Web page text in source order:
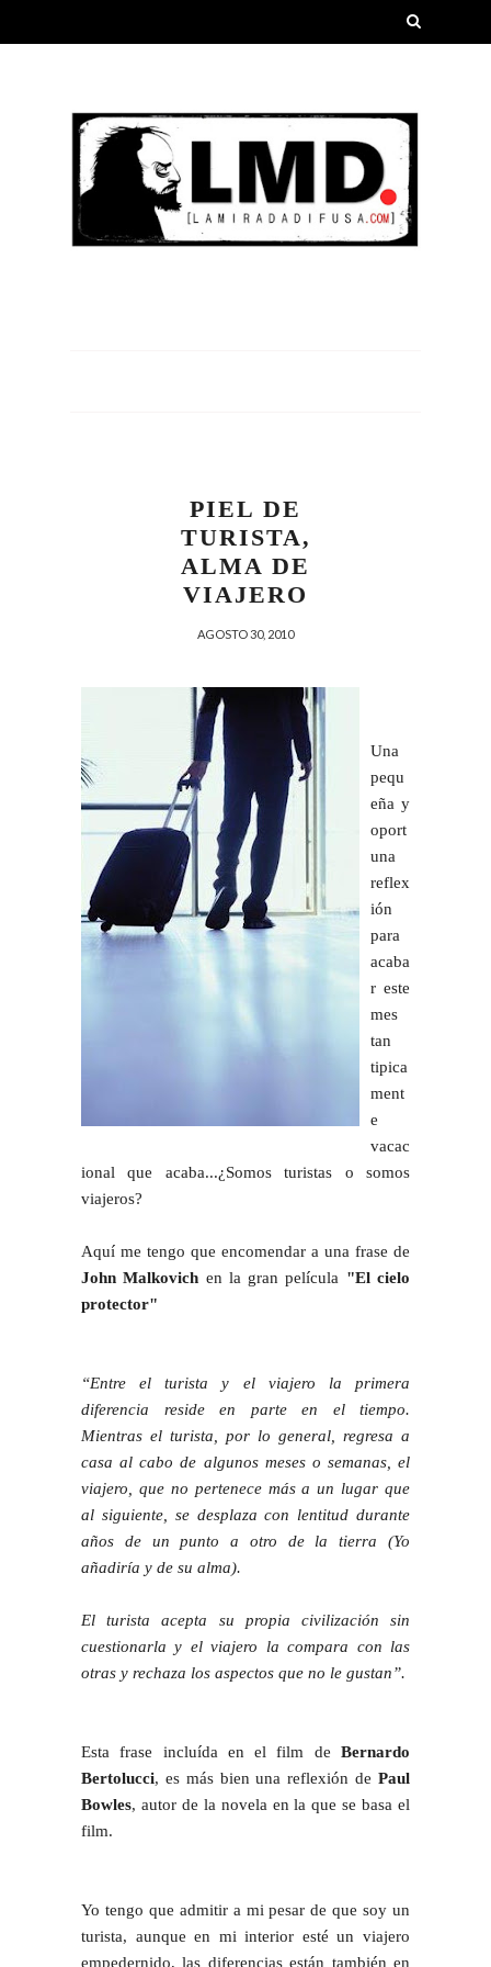
PIEL DE
TURISTA,
ALMA DE
VIAJERO
AGOSTO 30, 2010
Una
pequ
eña y
oport
una
reflex
ión
para
acaba
r este
mes
tan
tipica
ment
e
vacac
ional que acaba...¿Somos turistas o somos
viajeros?
Aquí me tengo que encomendar a una frase de
John Malkovich en la gran película "El cielo
protector"
“Entre el turista y el viajero la primera
diferencia reside en parte en el tiempo.
Mientras el turista, por lo general, regresa a
casa al cabo de algunos meses o semanas, el
viajero, que no pertenece más a un lugar que
al siguiente, se desplaza con lentitud durante
años de un punto a otro de la tierra (Yo
añadiría y de su alma).
El turista acepta su propia civilización sin
cuestionarla y el viajero la compara con las
otras y rechaza los aspectos que no le gustan”.
Esta frase incluída en el film de Bernardo
Bertolucci, es más bien una reflexión de Paul
Bowles, autor de la novela en la que se basa el
film.
Yo tengo que admitir a mi pesar de que soy un
turista, aunque en mi interior esté un viajero
empedernido, las diferencias están también en